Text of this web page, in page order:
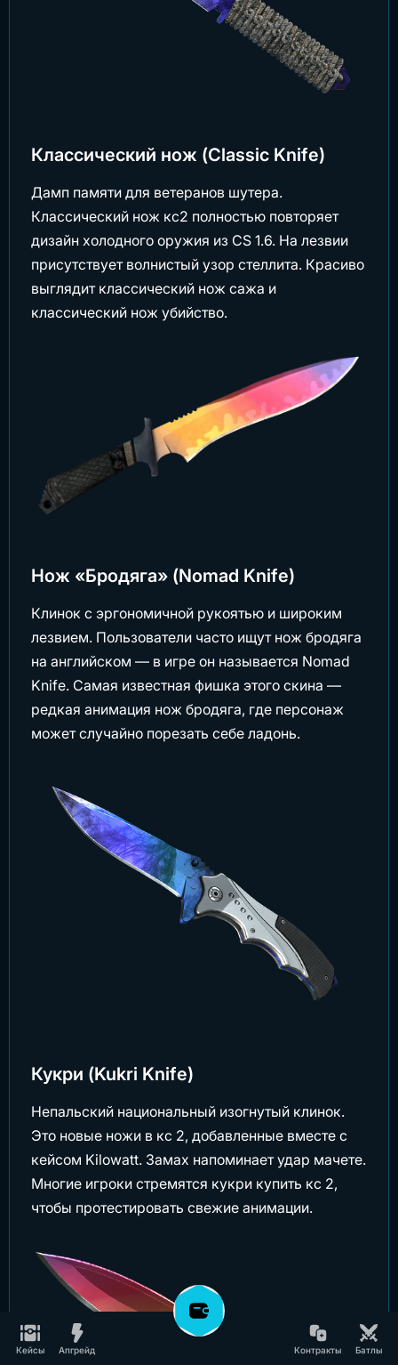
Классический нож (Classic Knife)
Дамп памяти для ветеранов шутера.
Классический нож кс2 полностью повторяет
дизайн холодного оружия из CS 1.6. На лезвии
присутствует волнистый узор стеллита. Красиво
выглядит классический нож сажа и
классический нож убийство.
Нож «Бродяга» (Nomad Knife)
Клинок с эргономичной рукоятью и широким
лезвием. Пользователи часто ищут нож бродяга
на английском — в игре он называется Nomad
Knife. Самая известная фишка этого скина —
редкая анимация нож бродяга, где персонаж
может случайно порезать себе ладонь.
Кукри (Kukri Knife)
Непальский национальный изогнутый клинок.
Это новые ножи в кс 2, добавленные вместе с
кейсом Kilowatt. Замах напоминает удар мачете.
Многие игроки стремятся кукри купить кс 2,
чтобы протестировать свежие анимации.
Кейсы Апгрейд Контракты Батлы